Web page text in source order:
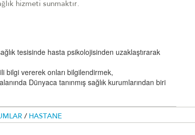
hizmeti sunmaktır.
tesisinde hasta psikolojisinden uzaklaştırarak
bilgi vererek onları bilgilendirmek,
Dünyaca tanınmış sağlık kurumlarından biri
/ HASTANE